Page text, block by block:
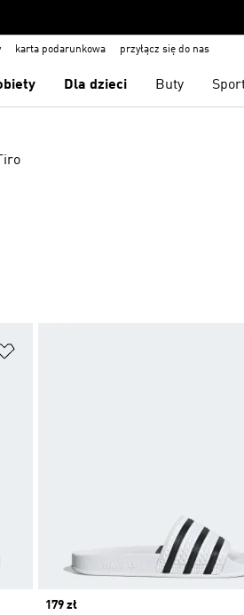
karta podarunkowa przyłącz się do nas
Dla dzieci Buty
Tiro
Price
179 zł